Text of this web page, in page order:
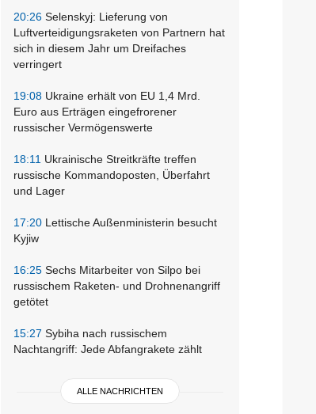
20:26 Selenskyj: Lieferung von
Luftverteidigungsraketen von Partnern hat
sich in diesem Jahr um Dreifaches
verringert
19:08 Ukraine erhält von EU 1,4 Mrd.
Euro aus Erträgen eingefrorener
russischer Vermögenswerte
18:11 Ukrainische Streitkräfte treffen
russische Kommandoposten, Überfahrt
und Lager
17:20 Lettische Außenministerin besucht
Kyjiw
16:25 Sechs Mitarbeiter von Silpo bei
russischem Raketen- und Drohnenangriff
getötet
15:27 Sybiha nach russischem
Nachtangriff: Jede Abfangrakete zählt
ALLE NACHRICHTEN